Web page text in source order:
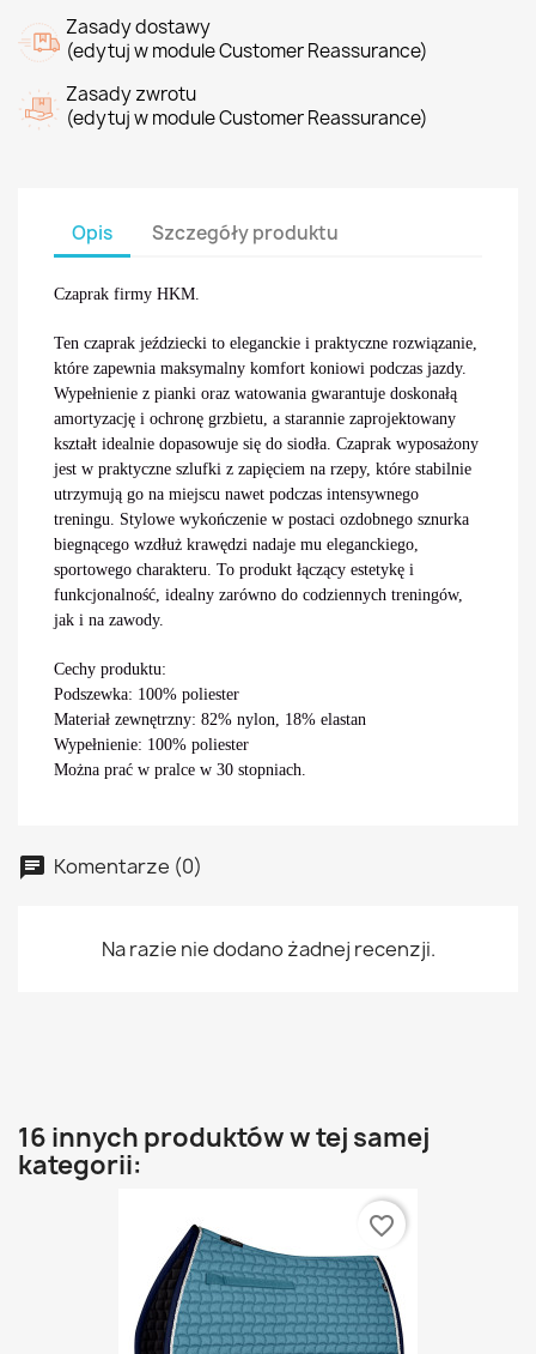
Zasady dostawy
(edytuj w module Customer Reassurance)
Zasady zwrotu
(edytuj w module Customer Reassurance)
Opis Szczegóły produktu
Czaprak firmy HKM.
Ten czaprak jeździecki to eleganckie i praktyczne rozwiązanie,
które zapewnia maksymalny komfort koniowi podczas jazdy.
Wypełnienie z pianki oraz watowania gwarantuje doskonałą
amortyzację i ochronę grzbietu, a starannie zaprojektowany
kształt idealnie dopasowuje się do siodła. Czaprak wyposażony
jest w praktyczne szlufki z zapięciem na rzepy, które stabilnie
utrzymują go na miejscu nawet podczas intensywnego
treningu. Stylowe wykończenie w postaci ozdobnego sznurka
biegnącego wzdłuż krawędzi nadaje mu eleganckiego,
sportowego charakteru. To produkt łączący estetykę i
funkcjonalność, idealny zarówno do codziennych treningów,
jak i na zawody.
Cechy produktu:
Podszewka: 100% poliester
Materiał zewnętrzny: 82% nylon, 18% elastan
Wypełnienie: 100% poliester
Można prać w pralce w 30 stopniach.
Komentarze (0)
Na razie nie dodano żadnej recenzji.
16 innych produktów w tej samej
kategorii:
favorite_border